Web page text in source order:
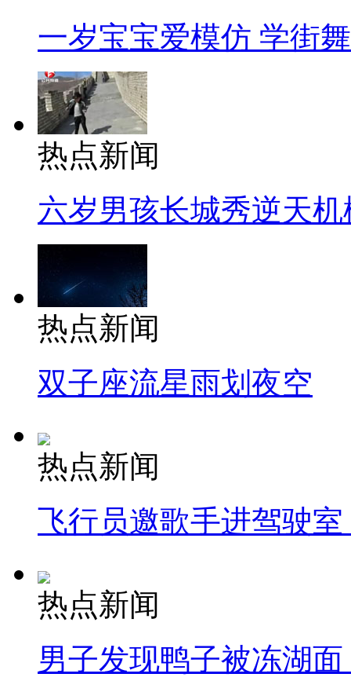
一岁宝宝爱模仿 学街
热点新闻
六岁男孩长城秀逆天机
热点新闻
双子座流星雨划夜空
热点新闻
飞行员邀歌手进驾驶
热点新闻
男子发现鸭子被冻湖